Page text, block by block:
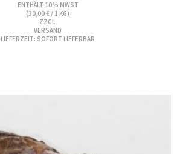
ENTHÄLT 10% MWST
(30,00€ / 1 KG)
ZZGL.
VERSAND
LIEFERZEIT: SOFORT LIEFERBAR